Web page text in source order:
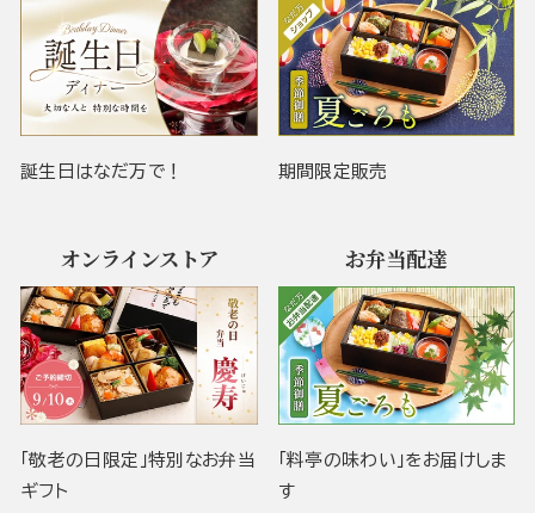
誕生日はなだ万で！ 期間限定販売
オンラインストア
「敬老の日限定」特別なお弁当
ギフト
お弁当配達
「料亭の味わい」をお届けしま
す